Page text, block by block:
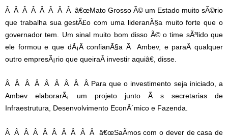
Â Â Â Â Â Â Â Â â€œMato Grosso Ã© um Estado muito sÃ©rio
que trabalha sua gestÃ£o com uma lideranÃ§a muito forte que o
governador tem. Um sinal muito bom disso Ã© o time sÃ³lido que
ele formou e que dÃ¡Â confianÃ§a Ã Ambev, e paraÂ qualquer
outro empresÃ¡rio que queiraÂ investir aquiâ€, disse.
Â Â Â Â Â Â Â Â Â Para que o investimento seja iniciado, a
Ambev elaborarÃ¡ um projeto junto Ã s secretarias de
Infraestrutura, Desenvolvimento EconÃ´mico e Fazenda.
Â Â Â Â Â Â Â Â Â Â â€œSaÃ­mos com o dever de casa de